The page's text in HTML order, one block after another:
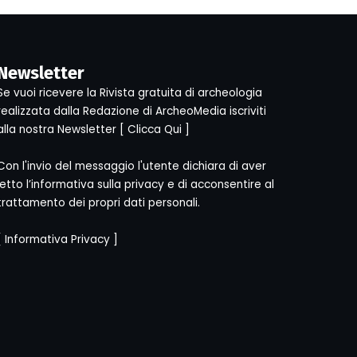
vuoi ricevere la Rivista gratuita di archeologia
dalla Redazione di ArcheoMedia iscriviti
nostra Newsletter [ Clicca Qui ]
l'invio del messaggio l'utente dichiara di aver
l’informativa sulla privacy e di acconsentire al
dei propri dati personali.
Informativa Privacy]